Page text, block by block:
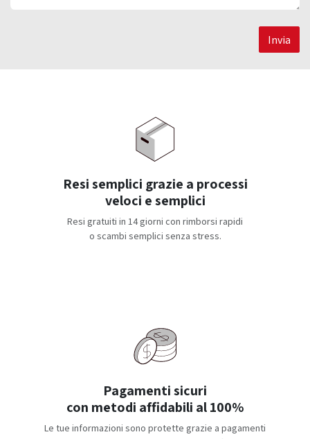
Invia
Resi semplici grazie a processi
veloci e semplici
Resi gratuiti in 14 giorni con rimborsi rapidi
o scambi semplici senza stress.
Pagamenti sicuri
con metodi affidabili al 100%
Le tue informazioni sono protette grazie a pagamenti